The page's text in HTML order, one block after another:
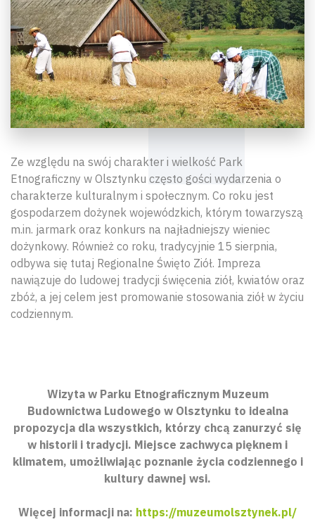
Ze względu na swój charakter i wielkość Park
Etnograficzny w Olsztynku często gości wydarzenia o
charakterze kulturalnym i społecznym. Co roku jest
gospodarzem dożynek wojewódzkich, którym towarzyszą
m.in. jarmark oraz konkurs na najładniejszy wieniec
dożynkowy. Również co roku, tradycyjnie 15 sierpnia,
odbywa się tutaj Regionalne Święto Ziół. Impreza
nawiązuje do ludowej tradycji święcenia ziół, kwiatów oraz
zbóż, a jej celem jest promowanie stosowania ziół w życiu
codziennym.
Wizyta w Parku Etnograficznym Muzeum
Budownictwa Ludowego w Olsztynku to idealna
propozycja dla wszystkich, którzy chcą zanurzyć się
w historii i tradycji. Miejsce zachwyca pięknem i
klimatem, umożliwiając poznanie życia codziennego i
kultury dawnej wsi.
Więcej informacji na: https://muzeumolsztynek.pl/